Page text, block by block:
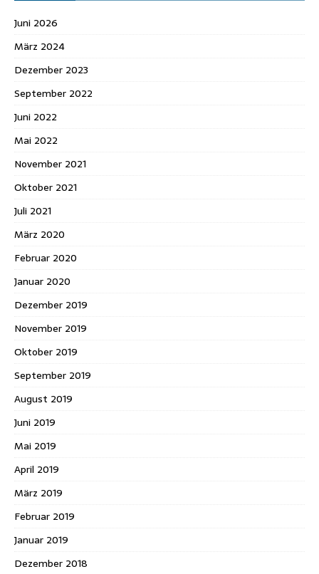
Juni 2026
März 2024
Dezember 2023
September 2022
Juni 2022
Mai 2022
November 2021
Oktober 2021
Juli 2021
März 2020
Februar 2020
Januar 2020
Dezember 2019
November 2019
Oktober 2019
September 2019
August 2019
Juni 2019
Mai 2019
April 2019
März 2019
Februar 2019
Januar 2019
Dezember 2018